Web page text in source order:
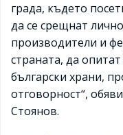
града, където
да се срещнат
производители и
страната, да
български храни,
отговорност“,
Стоянов.